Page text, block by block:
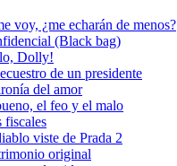
voy, ¿me echarán de menos?
(Black bag)
Dolly!
de un presidente
del amor
el feo y el malo
fiscales
viste de Prada 2
original